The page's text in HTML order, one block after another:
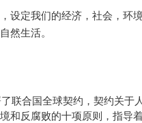
设定我们的经济，社会，环
然生活。
联合国全球契约，契约关于
和反腐败的十项原则，指导